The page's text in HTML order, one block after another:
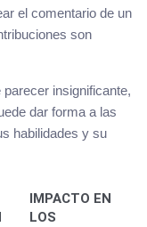
el comentario de un
son
insignificante,
dar forma a las
habilidades y su
IMPACTO EN
LOS